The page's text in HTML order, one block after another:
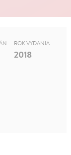
ROK VYDANIA
2018